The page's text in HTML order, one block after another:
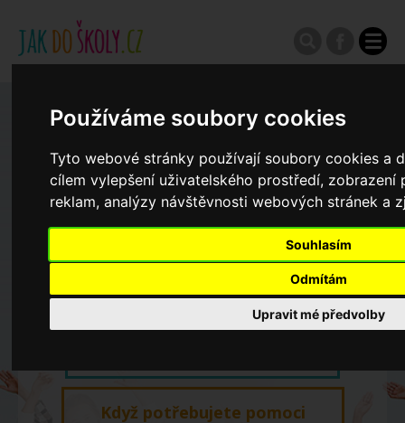
Používáme soubory cookies
Tyto webové stránky používají soubory cookies a
cílem vylepšení uživatelského prostředí, zobrazení
reklam, analýzy návštěvnosti webových stránek a
Souhlasím
Odmítám
Upravit mé předvolby
Zápisy do ZŠ 2026/27
Výroční zprávy
Spádové oblasti ZŠ
Koncepce školství
Když potřebujete pomoci